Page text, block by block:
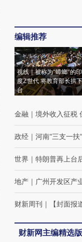
编辑推荐
视线｜被称为“蟑螂”的印
度Z世代 将教育部长拱下
台
金融 ｜ 境外收入征税
政经 ｜ 河南“三支一
世界 ｜ 特朗普再上台
地产 ｜ 广州开发区产
财新周刊 ｜ 【封面
财新网主编精选